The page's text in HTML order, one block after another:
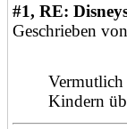
#1, RE:
Geschrieben
Kindern